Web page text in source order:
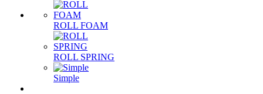
ROLL FOAM
ROLL SPRING
Simple